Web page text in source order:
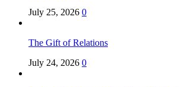
July 25, 2026 0
The Gift of Relations
July 24, 2026 0